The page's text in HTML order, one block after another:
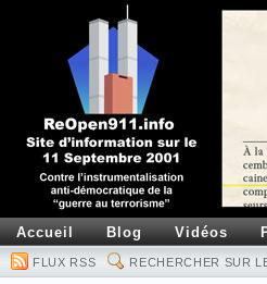
Accueil Blog Vidéos
FLUX RSS RECHERCHER SUR